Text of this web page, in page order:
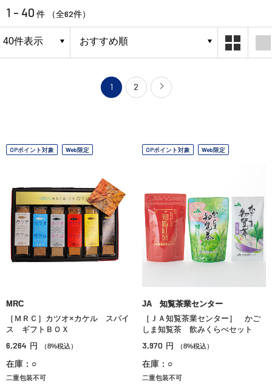
1 - 40 件 （全62件）
1 2
OPポイント対象 Web限定
MRC
［ＭＲＣ］カツオ×カケル スパイ
ス ギフトＢＯＸ
6,264 円 （8%税込）
在庫：○
二重包装不可
OPポイント対象 Web限定
JA 知覧茶業センター
［ＪＡ知覧茶業センター］ かご
しま知覧茶 飲みくらべセット
3,970 円 （8%税込）
在庫：○
二重包装不可